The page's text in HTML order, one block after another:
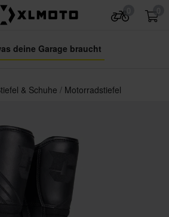
deine Garage braucht
& Schuhe Motorradstiefel